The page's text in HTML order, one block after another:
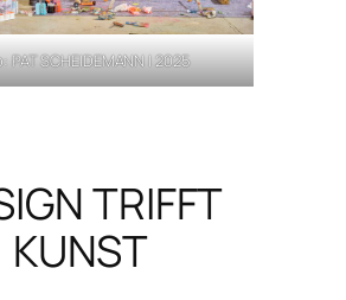
PAT SCHEIDEMANN | 2025
TRIFFT
KUNST